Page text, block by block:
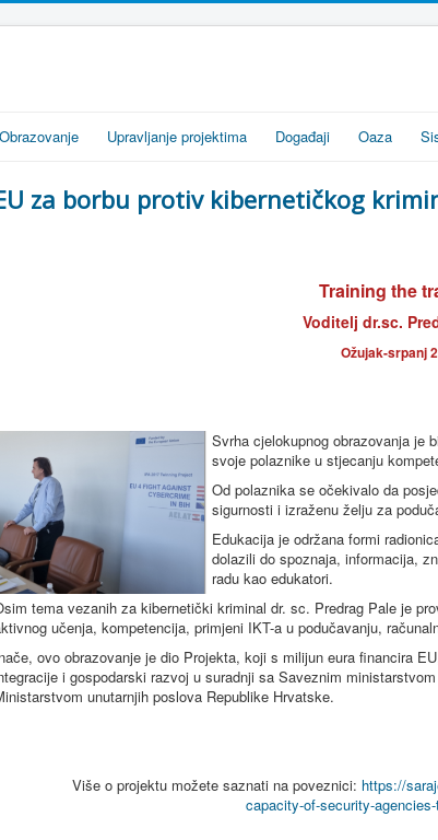
Obrazovanje Upravljanje projektima Događaji Oaza
za borbu protiv kibernetičkog
Training the
Voditelj dr.sc.
Ožujak-srpanj
Svrha cjelokupnog obrazovanja je
svoje polaznike u stjecanju
Od polaznika se očekivalo da
sigurnosti i izraženu želju za
Edukacija je održana formi
dolazili do spoznaja, informacija,
radu kao edukatori.
tema vezanih za kibernetički kriminal dr. sc. Predrag Pale je
učenja, kompetencija, primjeni IKT-a u podučavanju,
ovo obrazovanje je dio Projekta, koji s milijun eura financira
i gospodarski razvoj u suradnji sa Saveznim
unutarnjih poslova Republike Hrvatske.
Više o projektu možete saznati na poveznici: https://
capacity-of-security-